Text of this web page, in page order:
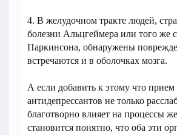
4. В желудочном тракте людей,
болезни Альцгеймера или того же
Паркинсона, обнаружены
встречаются и в оболочках мозга.
А если добавить к этому что прием
антидепрессантов не только
благотворно влияет на процессы
становится понятно, что оба эти